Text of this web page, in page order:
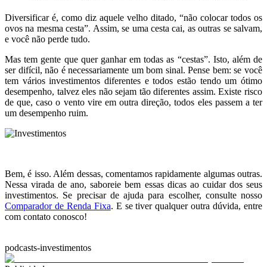
Diversificar é, como diz aquele velho ditado, “não colocar todos os
ovos na mesma cesta”. Assim, se uma cesta cai, as outras se salvam,
e você não perde tudo.
Mas tem gente que quer ganhar em todas as “cestas”. Isto, além de
ser difícil, não é necessariamente um bom sinal. Pense bem: se você
tem vários investimentos diferentes e todos estão tendo um ótimo
desempenho, talvez eles não sejam tão diferentes assim. Existe risco
de que, caso o vento vire em outra direção, todos eles passem a ter
um desempenho ruim.
Bem, é isso. Além dessas, comentamos rapidamente algumas outras.
Nessa virada de ano, saboreie bem essas dicas ao cuidar dos seus
investimentos. Se precisar de ajuda para escolher, consulte nosso
Comparador de Renda Fixa. E se tiver qualquer outra dúvida, entre
com contato conosco!
podcasts-investimentos